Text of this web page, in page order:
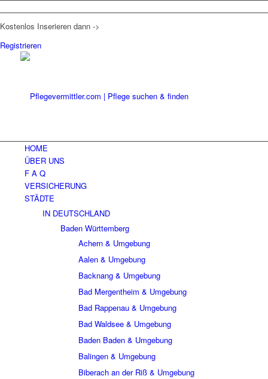
Kostenlos Inserieren dann ->
Registrieren
HOME
ÜBER UNS
F A Q
VERSICHERUNG
STÄDTE
IN DEUTSCHLAND
Baden Württemberg
Achern & Umgebung
Aalen & Umgebung
Backnang & Umgebung
Bad Mergentheim & Umgebung
Bad Rappenau & Umgebung
Bad Waldsee & Umgebung
Baden Baden & Umgebung
Balingen & Umgebung
Biberach an der Riß & Umgebung